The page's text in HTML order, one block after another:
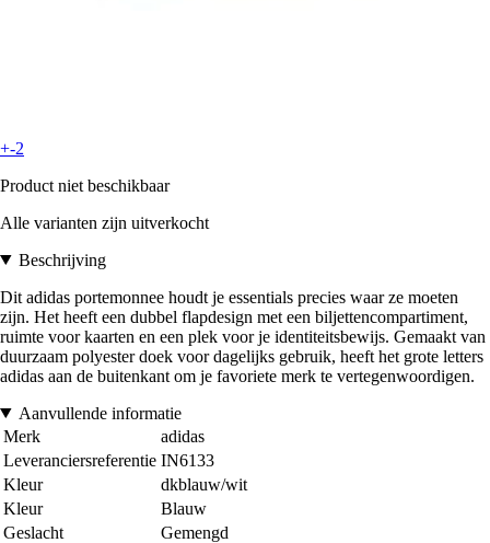
+-2
Product niet beschikbaar
Alle varianten zijn uitverkocht
Beschrijving
Dit adidas portemonnee houdt je essentials precies waar ze moeten
zijn. Het heeft een dubbel flapdesign met een biljettencompartiment,
ruimte voor kaarten en een plek voor je identiteitsbewijs. Gemaakt van
duurzaam polyester doek voor dagelijks gebruik, heeft het grote letters
adidas aan de buitenkant om je favoriete merk te vertegenwoordigen.
Aanvullende informatie
Merk
adidas
Leveranciersreferentie IN6133
Kleur
dkblauw/wit
Kleur
Blauw
Geslacht
Gemengd